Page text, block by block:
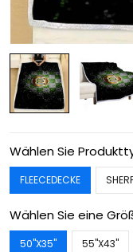
Wählen Sie
FLEECEDECKE
Wählen Sie eine
50''X35'' 55''X43''